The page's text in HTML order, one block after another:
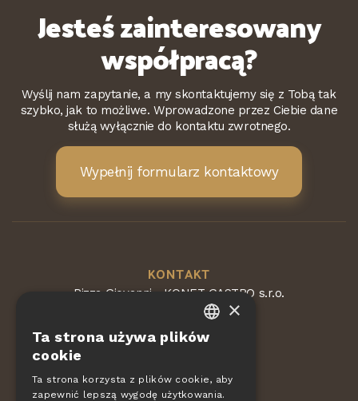
Jesteś zainteresowany
współpracą?
Wyślij nam zapytanie, a my skontaktujemy się z Tobą tak
szybko, jak to możliwe. Wprowadzone przez Ciebie dane
służą wyłącznie do kontaktu zwrotnego.
Wypełnij formularz kontaktowy
KONTAKT
Pizza Giovanni - KONET GASTRO s.r.o.
Dvorská 168
Republika Czeska
CZECH
DE
×
Ta strona używa plików
cookie
Ta strona korzysta z plików cookie, aby
zapewnić lepszą wygodę użytkowania.